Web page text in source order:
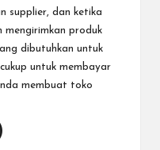
supplier, dan ketika
mengirimkan produk
dibutuhkan untuk
untuk membayar
membuat toko